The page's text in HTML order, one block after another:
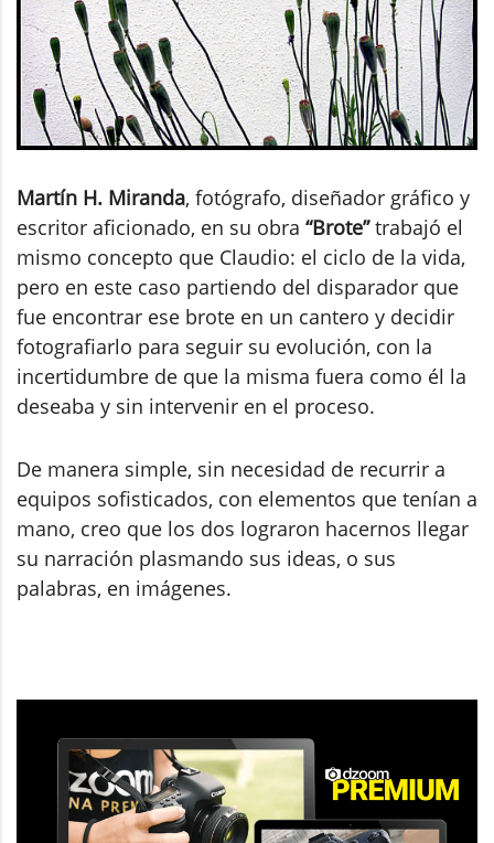
Martín H. Miranda, fotógrafo, diseñador gráfico y
escritor aficionado, en su obra “Brote”trabajó el
mismo concepto que Claudio: el ciclo de la vida,
pero en este caso partiendo del disparador que
fue encontrar ese brote en un cantero y decidir
fotografiarlo para seguir su evolución, con la
incertidumbre de que la misma fuera como él la
deseaba y sin intervenir en el proceso.
De manera simple, sin necesidad de recurrir a
equipos sofisticados, con elementos que tenían a
mano, creo que los dos lograron hacernos llegar
su narración plasmando sus ideas, o sus
palabras, en imágenes.